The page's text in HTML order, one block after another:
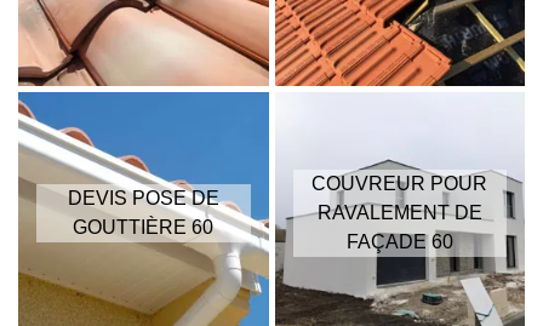
DEVIS POSE DE
GOUTTIÈRE 60
COUVREUR POUR
RAVALEMENT DE
FAÇADE 60